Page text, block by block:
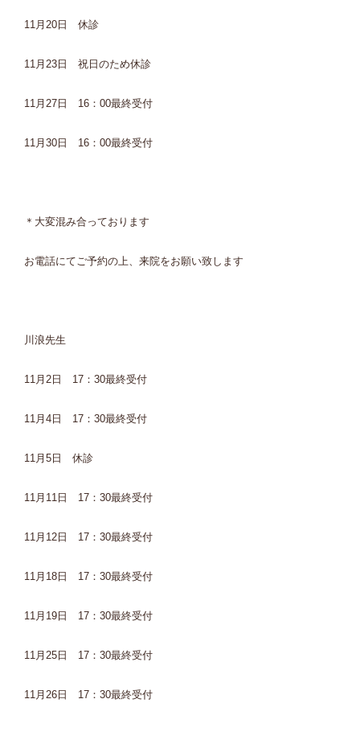
11月20日 休診
11月23日 祝日のため休診
11月27日 16：00最終受付
11月30日 16：00最終受付
＊大変混み合っております
お電話にてご予約の上、来院をお願い致します
川浪先生
11月2日 17：30最終受付
11月4日 17：30最終受付
11月5日 休診
11月11日 17：30最終受付
11月12日 17：30最終受付
11月18日 17：30最終受付
11月19日 17：30最終受付
11月25日 17：30最終受付
11月26日 17：30最終受付